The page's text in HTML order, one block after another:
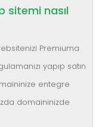
sitemi nasıl
Premiuma
yapıp satın
entegre
domaininizde